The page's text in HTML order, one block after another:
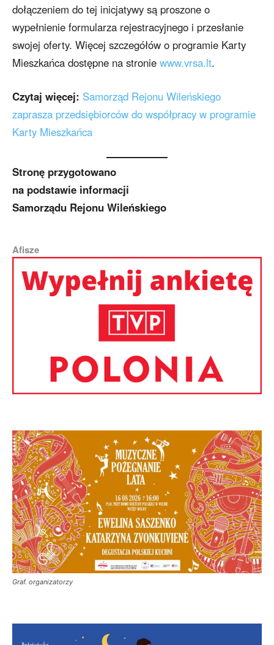
dołączeniem do tej inicjatywy są proszone o
wypełnienie formularza rejestracyjnego i przesłanie
swojej oferty. Więcej szczegółów o programie Karty
Mieszkańca dostępne na stronie www.vrsa.lt.
Czytaj więcej: Samorząd Rejonu Wileńskiego
zaprasza przedsiębiorców do współpracy w programie
Karty Mieszkańca
Stronę przygotowano
na podstawie informacji
Samorządu Rejonu Wileńskiego
Afisze
Graf. organizatorzy